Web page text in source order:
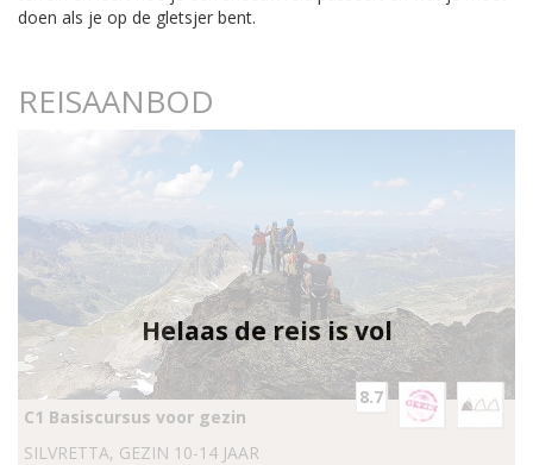
doen als je op de gletsjer bent.
REISAANBOD
Helaas de reis is vol
8.7
C1 Basiscursus voor gezin
SILVRETTA, GEZIN 10-14 JAAR